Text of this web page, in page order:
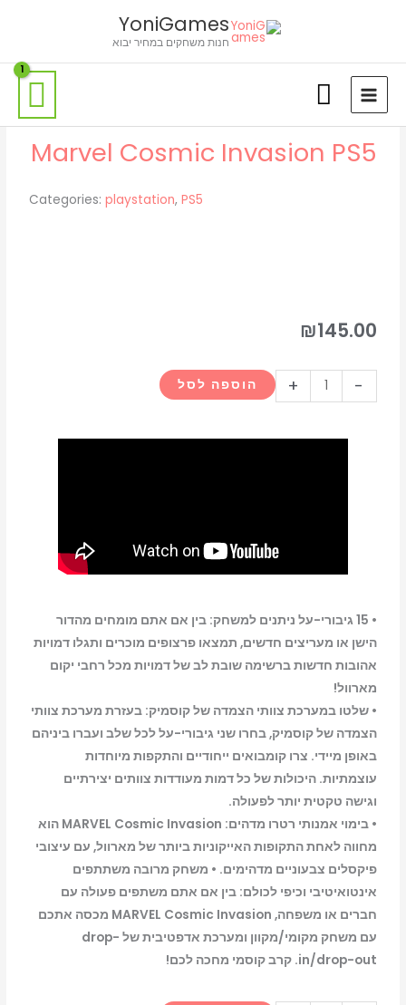
YoniGames
חנות משחקים במחיר יבוא
Marvel Cosmic Invasion PS5
Categories: playstation,PS5
₪145.00
-
של
+ הוספה לסל
• 15 גיבורי-על ניתנים למשחק: בין אם אתם מומחים מהדור
הישן או מעריצים חדשים, תמצאו פרצופים מוכרים ותגלו דמויות
אהובות חדשות ברשימה שובת לב של דמויות מכל רחבי יקום
מארוול!
• שלטו במערכת צוותי הצמדה של קוסמיק: בעזרת מערכת צוותי
הצמדה של קוסמיק, בחרו שני גיבורי-על לכל שלב ועברו ביניהם
באופן מיידי. צרו קומבואים ייחודיים והתקפות מיוחדות
עוצמתיות. היכולות של כל דמות מעודדות צוותים יצירתיים
וגישה טקטית יותר לפעולה.
• בימוי אמנותי רטרו מדהים: MARVEL Cosmic Invasion הוא
מחווה לאחת התקופות האייקוניות ביותר של מארוול, עם עיצובי
פיקסלים צבעוניים מדהימים. • משחק מרובה משתתפים
אינטואיטיבי וכיפי לכולם: בין אם אתם משתפים פעולה עם
חברים או משפחה, MARVEL Cosmic Invasion מכסה אתכם
עם משחק מקומי/מקוון ומערכת אדפטיבית של drop-
in/drop-out. קרב קוסמי מחכה לכם!